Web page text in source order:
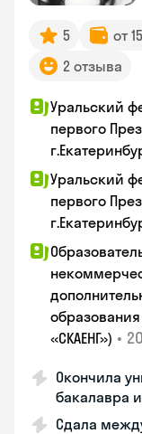
5 от
2 отзыва
Уральский
первого
Уральский
первого
образования
«СКАЕНГ») •
Окончила
бакалавра
Сдала